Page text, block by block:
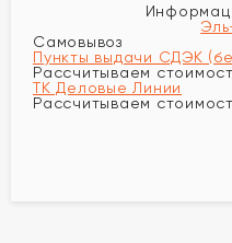
Самовывоз
Пункты выдачи СДЭК
Рассчитываем
ТК Деловые Линии
Рассчитываем